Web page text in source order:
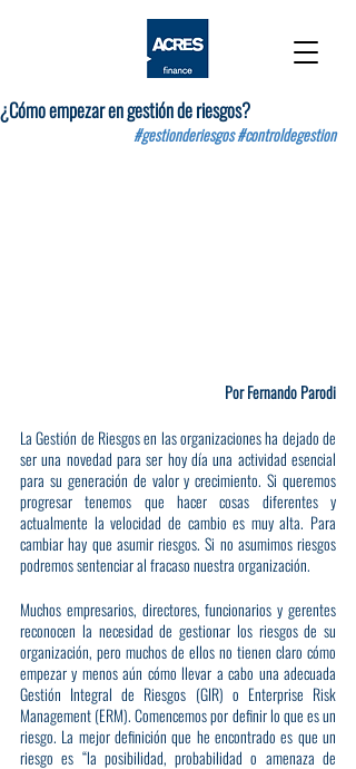
¿Cómo empezar en gestión de riesgos?
#gestionderiesgos#controldegestion
Por Fernando Parodi
La Gestión de Riesgos en las organizaciones ha dejado de
ser una novedad para ser hoy día una actividad esencial
para su generación de valor y crecimiento. Si queremos
progresar tenemos que hacer cosas diferentes y
actualmente la velocidad de cambio es muy alta. Para
cambiar hay que asumir riesgos. Si no asumimos riesgos
podremos sentenciar al fracaso nuestra organización.
Muchos empresarios, directores, funcionarios y gerentes
reconocen la necesidad de gestionar los riesgos de su
organización, pero muchos de ellos no tienen claro cómo
empezar y menos aún cómo llevar a cabo una adecuada
Gestión Integral de Riesgos (GIR) o Enterprise Risk
Management (ERM). Comencemos por definir lo que es un
riesgo. La mejor definición que he encontrado es que un
riesgo es “la posibilidad, probabilidad o amenaza de